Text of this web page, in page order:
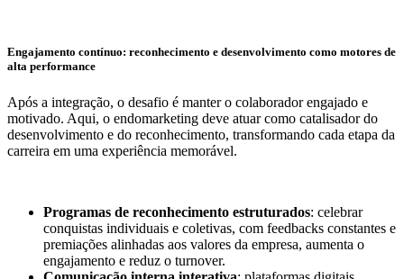
Engajamento contínuo: reconhecimento e desenvolvimento como motores de
alta performance
Após a integração, o desafio é manter o colaborador engajado e
motivado. Aqui, o endomarketing deve atuar como catalisador do
desenvolvimento e do reconhecimento, transformando cada etapa da
carreira em uma experiência memorável.
Programas de reconhecimento estruturados: celebrar
conquistas individuais e coletivas, com feedbacks constantes e
premiações alinhadas aos valores da empresa, aumenta o
engajamento e reduz o turnover.